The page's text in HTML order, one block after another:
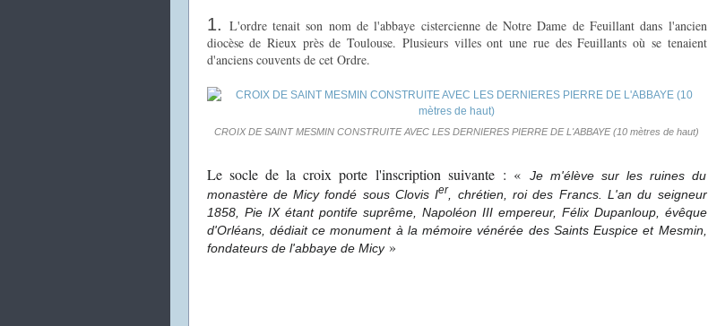
1. L'ordre tenait son nom de l'abbaye cistercienne de Notre Dame de Feuillant dans l'ancien
diocèse de Rieux près de Toulouse. Plusieurs villes ont une rue des Feuillants où se tenaient
d'anciens couvents de cet Ordre.
CROIX DE SAINT MESMIN CONSTRUITE AVEC LES DERNIERES PIERRE DE L'ABBAYE (10 mètres de haut)
Le socle de la croix porte l'inscription suivante : «
Je m'élève sur les ruines du
monastère de Micy fondé sous ClovisIer
, chrétien, roi des Francs. L'an du seigneur
1858, Pie IX étant pontife suprême, Napoléon III empereur, Félix Dupanloup, évêque
d'Orléans, dédiait ce monument à la mémoire vénérée des Saints Euspice et Mesmin,
fondateurs de l'abbaye de Micy»